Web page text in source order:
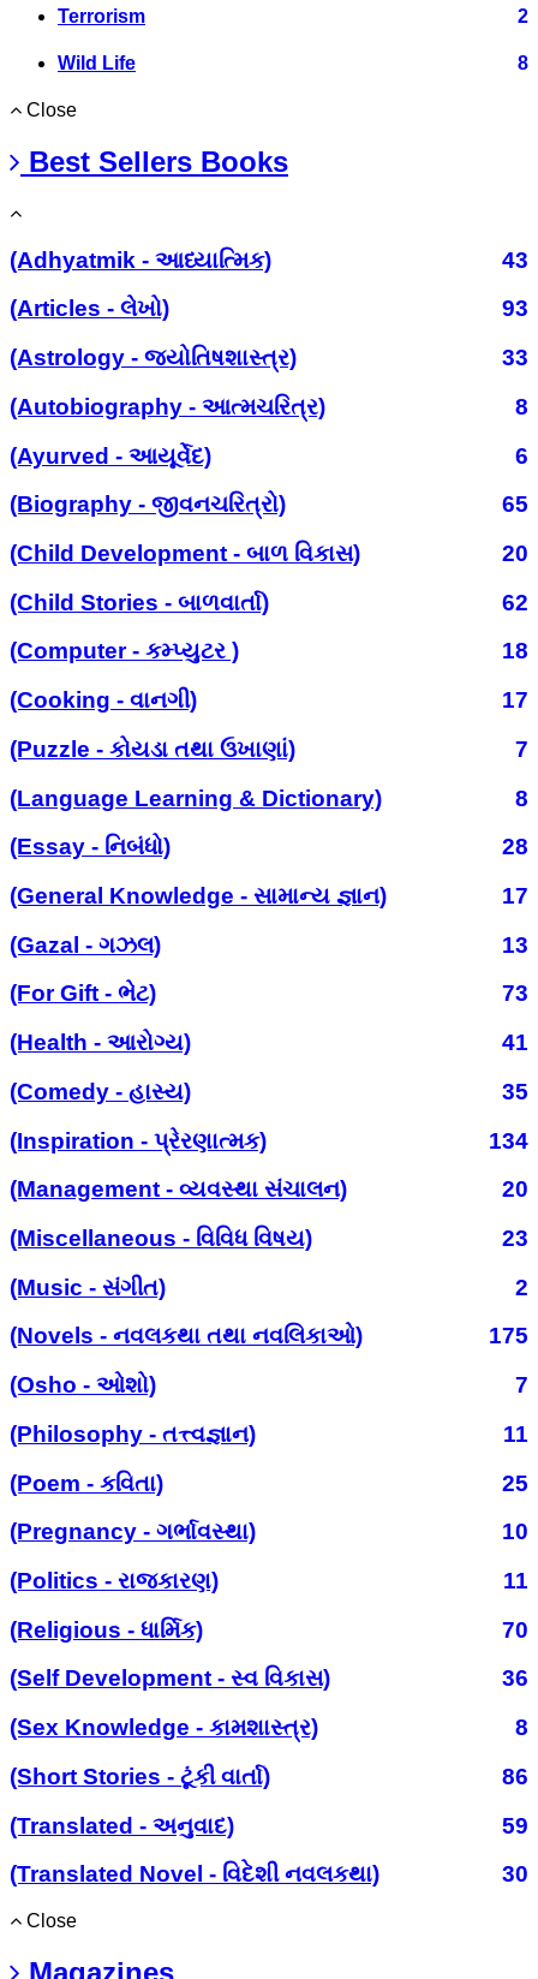
Terrorism 2
Wild Life 8
Close
Best Sellers Books
(Adhyatmik - આધ્યાત્મિક)
43
(Articles - લેખો)
93
(Astrology - જ્યોતિષશાસ્ત્ર)
33
(Autobiography - આત્મચરિત્ર)
8
(Ayurved - આયૂર્વેદ)
6
(Biography - જીવનચરિત્રો)
65
(Child Development - બાળ વિકાસ)
20
(Child Stories - બાળવાર્તા)
62
(Computer - કમ્પ્યુટર )
18
(Cooking - વાનગી)
17
(Puzzle - કોયડા તથા ઉખાણાં)
7
(Language Learning & Dictionary)
8
(Essay - નિબંધો)
28
(General Knowledge - સામાન્ય જ્ઞાન)
17
(Gazal - ગઝલ)
13
(For Gift - ભેટ)
73
(Health - આરોગ્ય)
41
(Comedy - હાસ્ય)
35
(Inspiration - પ્રેરણાત્મક)
134
(Management - વ્યવસ્થા સંચાલન)
20
(Miscellaneous - વિવિધ વિષય)
23
(Music - સંગીત)
2
(Novels - નવલકથા તથા નવલિકાઓ)
175
(Osho - ઓશો)
7
(Philosophy - તત્ત્વજ્ઞાન)
11
(Poem - કવિતા)
25
(Pregnancy - ગર્ભાવસ્થા)
10
(Politics - રાજકારણ)
11
(Religious - ધાર્મિક)
70
(Self Development - સ્વ વિકાસ)
36
(Sex Knowledge - કામશાસ્ત્ર)
8
(Short Stories - ટૂંકી વાર્તા)
86
(Translated - અનુવાદ)
59
(Translated Novel - વિદેશી નવલકથા)
30
Close
Magazines